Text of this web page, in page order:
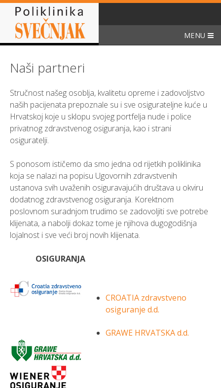
Skip
content
MENU
Naši partneri
Stručnost našeg osoblja, kvalitetu opreme i zadovoljstvo
naših pacijenata prepoznale su i sve osigurateljne kuće u
Hrvatskoj koje u sklopu svojeg portfelja nude i police
privatnog zdravstvenog osiguranja, kao i strani
osiguratelji.
S ponosom ističemo da smo jedna od rijetkih poliklinika
koja se nalazi na popisu Ugovornih zdravstvenih
ustanova svih uvaženih osiguravajućih društava u okviru
dodatnog zdravstvenog osiguranja. Korektnom
poslovnom suradnjom trudimo se zadovoljiti sve potrebe
klijenata, a nabolji dokaz tome je njihova dugogodišnja
lojalnost i sve veći broj novih klijenata.
OSIGURANJA
CROATIA zdravstveno
osiguranje d.d.
GRAWE HRVATSKA d.d.